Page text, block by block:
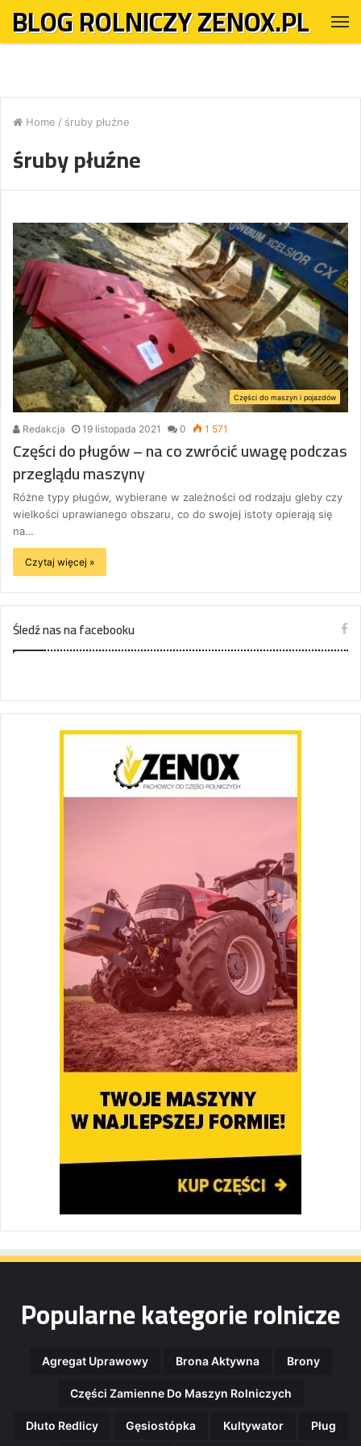
BLOG ROLNICZY ZENOX.PL
Home / śruby płuźne
śruby płuźne
Części do maszyn i pojazdów
Redakcja 19 listopada 2021 0 1 571
Części do pługów – na co zwrócić uwagę podczas
przeglądu maszyny
Różne typy pługów, wybierane w zależności od rodzaju gleby czy
wielkości uprawianego obszaru, co do swojej istoty opierają się
na…
Czytaj więcej »
Śledź nas na facebooku
Popularne kategorie rolnicze
Agregat Uprawowy Brona Aktywna Brony
Części Zamienne Do Maszyn Rolniczych
Dłuto Redlicy Gęsiostópka Kultywator Pług